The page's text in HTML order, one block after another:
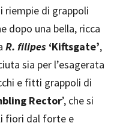
riempie di grappoli
dopo una bella, ricca
R. filipes ‘Kiftsgate’,
sia per l’esagerata
e fitti grappoli di
Rector’, che si
fiori dal forte e